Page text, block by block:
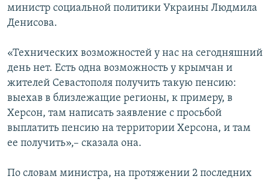
министр социальной политики Украины Людмила
Денисова.
«Технических возможностей у нас на сегодняшний
день нет. Есть одна возможность у крымчан и
жителей Севастополя получить такую пенсию:
выехав в близлежащие регионы, к примеру, в
Херсон, там написать заявление с просьбой
выплатить пенсию на территории Херсона, и там
ее получить»,– сказала она.
По словам министра, на протяжении 2 последних